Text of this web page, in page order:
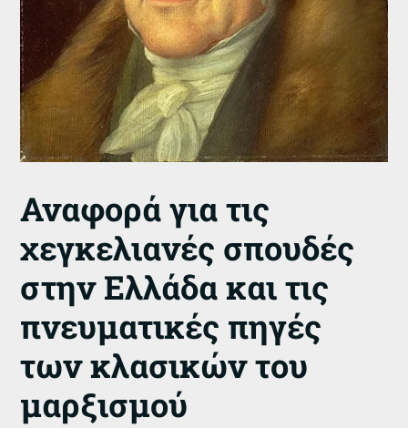
Αναφορά για τις
χεγκελιανές σπουδές
στην Ελλάδα και τις
πνευματικές πηγές
των κλασικών του
μαρξισμού